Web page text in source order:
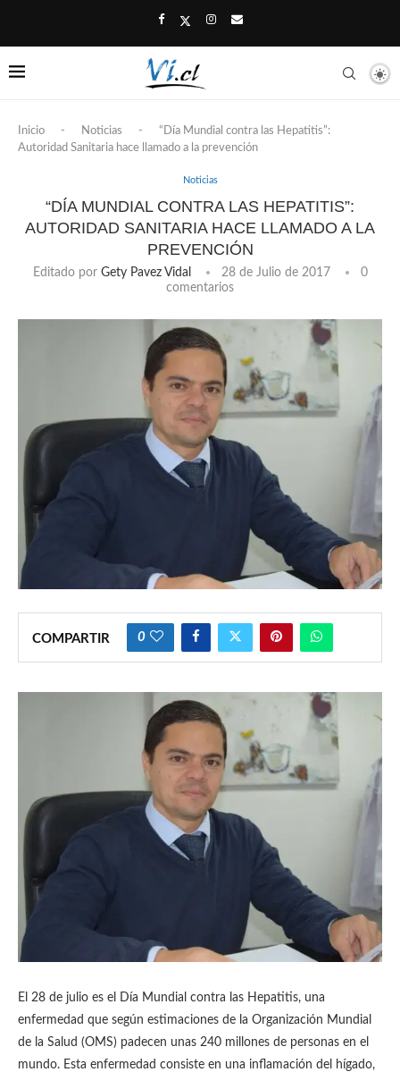
Inicio - Noticias -
“Día Mundial contra las Hepatitis”:
Autoridad Sanitaria hace llamado a la prevención
Noticias
“DÍA MUNDIAL CONTRA LAS HEPATITIS”:
AUTORIDAD SANITARIA HACE LLAMADO A LA
PREVENCIÓN
Editado por Gety Pavez Vidal 28 de Julio de 2017
0
comentarios
COMPARTIR 0
El 28 de julio es el Día Mundial contra las Hepatitis, una
enfermedad que según estimaciones de la Organización Mundial
de la Salud (OMS) padecen unas 240 millones de personas en el
mundo. Esta enfermedad consiste en una inflamación del hígado,